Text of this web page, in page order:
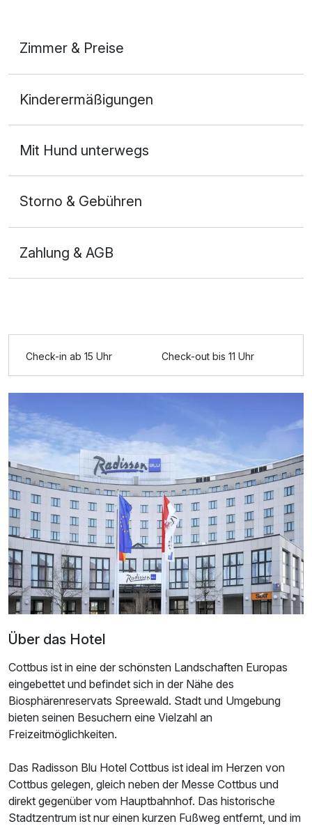
Zimmer & Preise
2 Erwachsene
Zusatznächte
Für 2 Tage p.P. ab 103,00 €
Juniorsuite/n
2 Erwachsene und 1 Kind
Ausstattung
Zusatznächte
Für 2 Tage p.P. ab 108,00 €
Kinderermäßigungen
Mit Hund unterwegs
Storno & Gebühren
Zahlung & AGB
Check-in ab 15 Uhr Check-out bis 11 Uhr
Über das Hotel
Cottbus ist in eine der schönsten Landschaften Europas
eingebettet und befindet sich in der Nähe des
Biosphärenreservats Spreewald. Stadt und Umgebung
bieten seinen Besuchern eine Vielzahl an
Freizeitmöglichkeiten.
Das Radisson Blu Hotel Cottbus ist ideal im Herzen von
Cottbus gelegen, gleich neben der Messe Cottbus und
direkt gegenüber vom Hauptbahnhof. Das historische
Stadtzentrum ist nur einen kurzen Fußweg entfernt, und im